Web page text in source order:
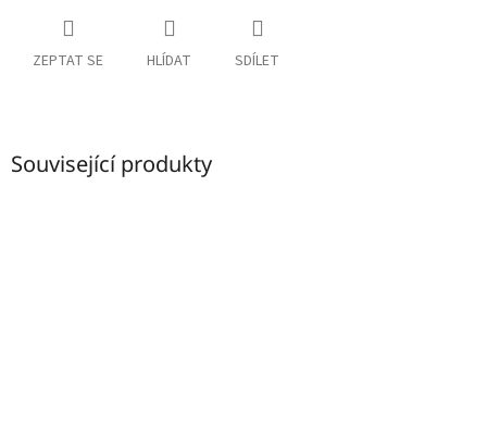
ZEPTAT SE HLÍDAT SDÍLET
Související produkty